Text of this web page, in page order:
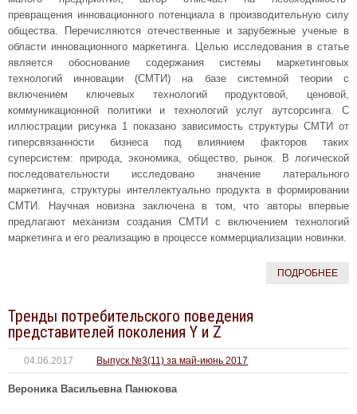
превращения инновационного потенциала в производительную силу
общества. Перечисляются отечественные и зарубежные ученые в
области инновационного маркетинга. Целью исследования в статье
является обоснование содержания системы маркетинговых
технологий инновации (СМТИ) на базе системной теории с
включением ключевых технологий продуктовой, ценовой,
коммуникационной политики и технологий услуг аутсорсинга. С
иллюстрации рисунка 1 показано зависимость структуры СМТИ от
гиперсвязанности бизнеса под влиянием факторов таких
суперсистем: природа, экономика, общество, рынок. В логической
последовательности исследовано значение латерального
маркетинга, структуры интеллектуально продукта в формировании
СМТИ. Научная новизна заключена в том, что авторы впервые
предлагают механизм создания СМТИ с включением технологий
маркетинга и его реализацию в процессе коммерциализации новинки.
ПОДРОБНЕЕ
Тренды потребительского поведения
представителей поколения Y и Z
04.06.2017 Выпуск №3(11) за май-июнь 2017
Вероника Васильевна Панюкова